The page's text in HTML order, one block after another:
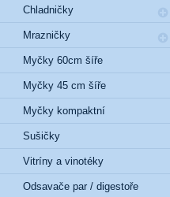
Chladničky
Mrazničky
Myčky 60cm šíře
Myčky 45 cm šíře
Myčky kompaktní
Sušičky
Vitríny a vinotéky
Odsavače par / digestoře